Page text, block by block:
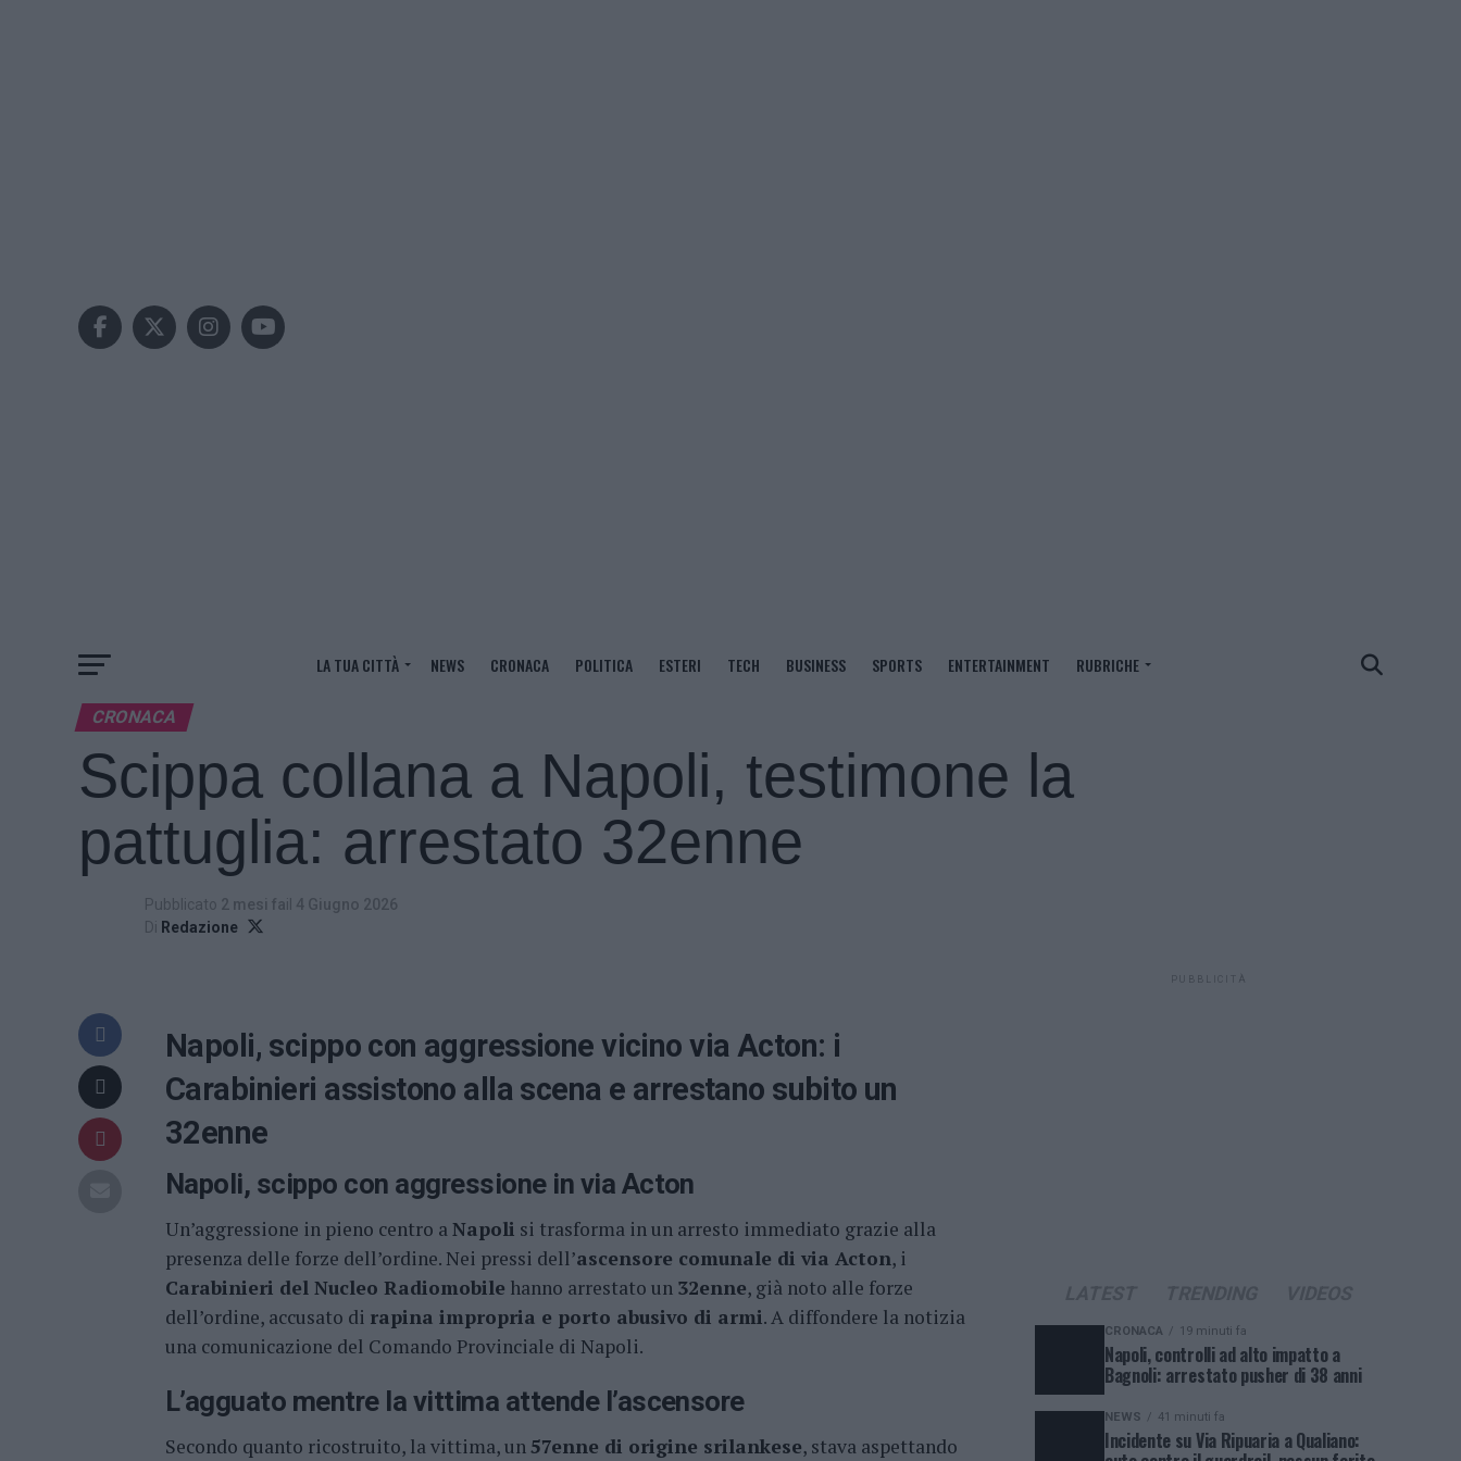
LA TUA CITTÀ NEWS CRONACA POLITICA ESTERI TECH BUSINESS SPORTS ENTERTAINMENT RUBRICHE
CRONACA
Scippa collana a Napoli, testimone la
pattuglia: arrestato 32enne
Pubblicato 2 mesi fail 4 Giugno 2026
Di Redazione
Napoli, scippo con aggressione vicino via Acton: i
Carabinieri assistono alla scena e arrestano subito un
32enne
Napoli, scippo con aggressione in via Acton
Un’aggressione in pieno centro aNapoli si trasforma in un arresto immediato grazie alla
presenza delle forze dell’ordine. Nei pressi dell’ascensore comunale di via Acton, i
Carabinieri del Nucleo Radiomobile hanno arrestato un 32enne, già noto alle forze
dell’ordine, accusato di rapina impropria e porto abusivo di armi. A diffondere la notizia
una comunicazione del Comando Provinciale di Napoli.
L’agguato mentre la vittima attende l’ascensore
Secondo quanto ricostruito, la vittima, un57enne di origine srilankese, stava aspettando
PUBBLICITÀ
CRONACA 19 minuti fa
Napoli, controlli ad alto impatto a
Bagnoli: arrestato pusher di 38 anni
NEWS 41 minuti fa
Incidente su Via Ripuaria a Qualiano: